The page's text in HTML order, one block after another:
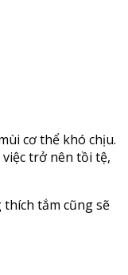
cơ thể khó chịu.
trở nên tồi tệ,
tắm cũng sẽ